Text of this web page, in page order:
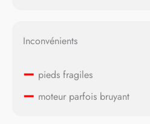
Inconvénients
– pieds fragiles
– moteur parfois bruyant